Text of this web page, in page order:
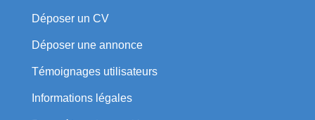
Déposer un CV
Déposer une annonce
Témoignages utilisateurs
Informations légales